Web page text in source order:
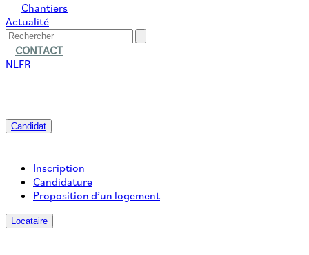
Chantiers
Actualité
CONTACT
NLFR
Candidat
Inscription
Candidature
Proposition d’un logement
Locataire